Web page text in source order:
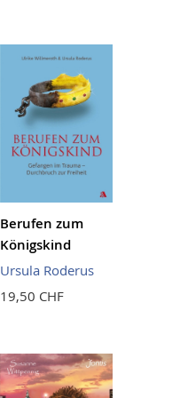
Berufen zum
Königskind
Ursula Roderus
19,50 CHF